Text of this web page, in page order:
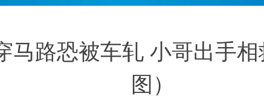
马路恐被车轧 小哥出手
图）